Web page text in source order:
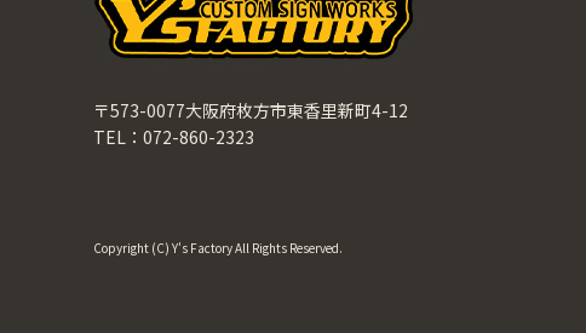
〒573-0077大阪府枚方市東香里新町4-12
TEL：072-860-2323
Copyright (C) Y's Factory All Rights Reserved.